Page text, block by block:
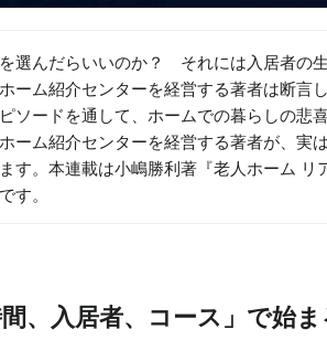
選んだらいいのか？ それには入居者の
ーム紹介センターを経営する著者は断言
ソードを通して、ホームでの暮らしの悲
ーム紹介センターを経営する著者が、実
す。本連載は小嶋勝利著『老人ホーム リ
す。
、入居者、コース」で始ま